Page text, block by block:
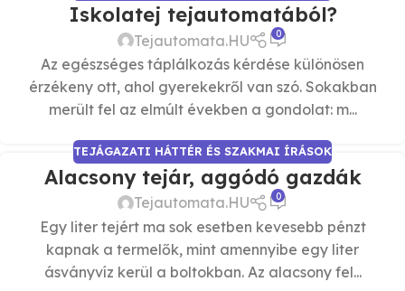
Iskolatej tejautomatából?
Tejautomata.HU 0
Az egészséges táplálkozás kérdése különösen
érzékeny ott, ahol gyerekekről van szó. Sokakban
merült fel az elmúlt években a gondolat: m...
TEJÁGAZATI HÁTTÉR ÉS SZAKMAI ÍRÁSOK
Alacsony tejár, aggódó gazdák
Tejautomata.HU 0
Egy liter tejért ma sok esetben kevesebb pénzt
kapnak a termelők, mint amennyibe egy liter
ásványvíz kerül a boltokban. Az alacsony fel...